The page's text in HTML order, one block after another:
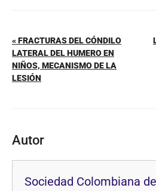
« FRACTURAS DEL CÓNDILO
LATERAL DEL HUMERO EN
NIÑOS, MECANISMO DE LA
LESIÓN
Autor
Sociedad Colombiana